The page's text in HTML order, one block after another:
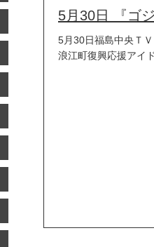
5月30日 『ゴ
5月30日福島中央Ｔ
浪江町復興応援アイ